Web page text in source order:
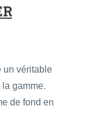
un véritable
la gamme.
de fond en